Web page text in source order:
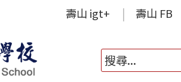
壽山 igt+ 壽山 FB